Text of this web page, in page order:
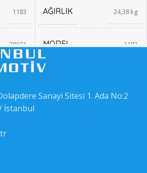
1183
28601
AĞIRLIK 24,38 kg
MODEL 1183
Sanayi Sitesi 1. Ada No:2
İstanbul